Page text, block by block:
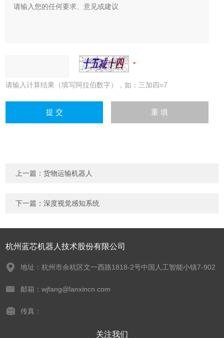
请输入计算结果（填写阿拉伯数字），如：三加四=7
上一篇：货物运输机器人
下一篇：深度视觉感知系统
杭州蓝芯机器人技术股份有限公司
地址：杭州市余杭区文一西路1818-2号中国人工智能小镇7-902
邮箱：wjfang@lanxincn.com
传真：
关注我们